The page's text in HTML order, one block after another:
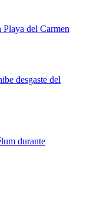
del Carmen
desgaste del
durante